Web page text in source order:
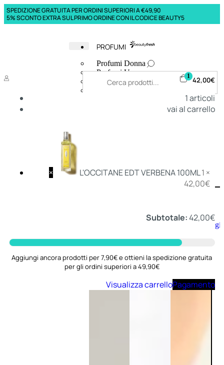
SPEDIZIONE GRATUITA PER ORDINI SUPERIORI A €49,90
5% SCONTO EXTRA SUL PRIMO ORDINE CON IL CODICE BEAUTY5
PROFUMI
Profumi Donna
Profumi Uomo
Deodoranti Donna
Deo
Aggiungi
1 42,00€
1articoli
vai al carrello
× L'OCCITANE EDT VERBENA 100ML1 ×
42,00€
Subtotale:42,00€
Aggiungi ancora prodotti per 7,90€ e ottieni la spedizione gratuita
per gli ordini superiori a 49,90€
Visualizza carrelloPagamento